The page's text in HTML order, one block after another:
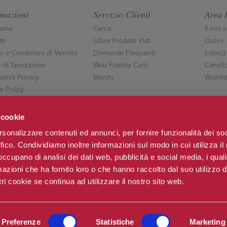
contenuti ed annunci, per fornire funzionalità dei
Condividiamo inoltre informazioni sul modo in cui utilizza il
di analisi dei dati web, pubblicità e social media, i
che ha fornito loro o che hanno raccolto dal suo utilizzo
cookie se continua ad utilizzare il nostro sito web.
Preferenze Statistiche Marketing
e Condizioni di Vendita
di Spedizione
Privacy
Policy
Servizio Clienti
Cerca
Ultimi Prodotti Visti
Domande Frequenti
Web Fidelity Card
Marchi
Area
Il mio
Ordini
Indirizzi
Carrello
Wishlist
Seguici
& C.sas